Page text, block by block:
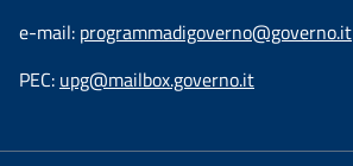
e-mail: programmadigoverno@governo.it
PEC: upg@mailbox.governo.it